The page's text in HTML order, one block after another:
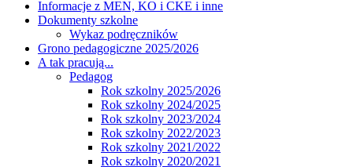
Informacje z MEN, KO i CKE i inne
Dokumenty szkolne
Wykaz podręczników
Grono pedagogiczne 2025/2026
A tak pracują...
Pedagog
Rok szkolny 2025/2026
Rok szkolny 2024/2025
Rok szkolny 2023/2024
Rok szkolny 2022/2023
Rok szkolny 2021/2022
Rok szkolny 2020/2021